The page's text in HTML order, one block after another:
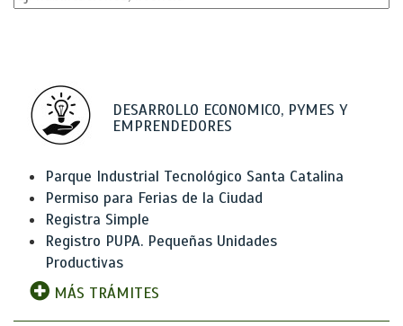
DESARROLLO ECONOMICO, PYMES Y
EMPRENDEDORES
Parque Industrial Tecnológico Santa Catalina
Permiso para Ferias de la Ciudad
Registra Simple
Registro PUPA. Pequeñas Unidades
Productivas
MÁS TRÁMITES